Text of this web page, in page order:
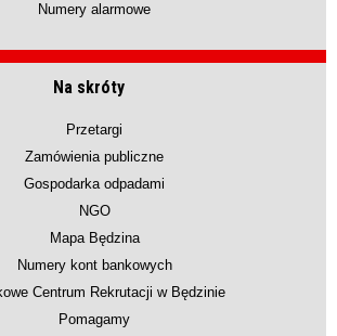
Numery alarmowe
Na skróty
Przetargi
Zamówienia publiczne
Gospodarka odpadami
NGO
Mapa Będzina
Numery kont bankowych
Centrum Rekrutacji w Będzinie
Pomagamy